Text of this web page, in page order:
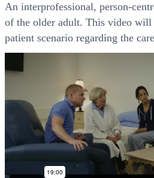
An interprofessional, person-
of the older adult. This video
patient scenario regarding the